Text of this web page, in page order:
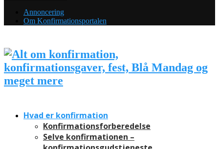
Annoncering
Om Konfirmationsportalen
Hvad er konfirmation
Konfirmationsforberedelse
Selve konfirmationen –